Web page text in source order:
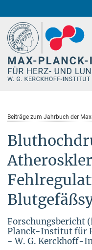
Entwicklung und
Genetik
Circadiane
Beiträge zum Jahrbuch der
Forschungsbericht
Planck-Institut für
- W. G. Kerckhoff-